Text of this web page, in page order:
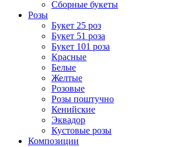
Сборные букеты
Розы
Букет 25 роз
Букет 51 роза
Букет 101 роза
Красные
Белые
Желтые
Розовые
Розы поштучно
Кенийские
Эквадор
Кустовые розы
Композиции